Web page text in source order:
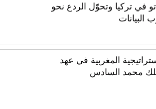
في تركيا وتحوّل الردع نحو
البيانات
المغربية في عهد
محمد السادس